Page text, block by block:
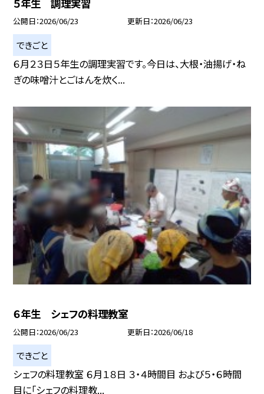
５年生 調理実習
公開日 2026/06/23 更新日 2026/06/23
できごと
６月２３日５年生の調理実習です。今日は、大根・油揚げ・ね
ぎの味噌汁とごはんを炊く...
６年生 シェフの料理教室
公開日 2026/06/23 更新日 2026/06/18
できごと
シェフの料理教室 ６月１８日 ３・４時間目 および５・６時間
目に「シェフの料理教...